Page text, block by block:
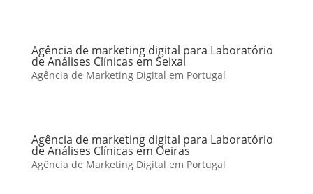
Agência de marketing digital para Laboratório
de Análises Clínicas em Seixal
Agência de Marketing Digital em Portugal
Agência de marketing digital para Laboratório
de Análises Clínicas em Oeiras
Agência de Marketing Digital em Portugal